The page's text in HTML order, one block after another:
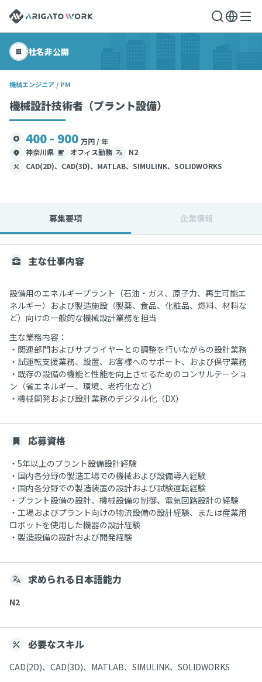
社名非公開
機械エンジニア / PM
機械設計技術者（プラント設備）
400 - 900 万円 / 年
神奈川県
オフィス勤務
N2
CAD(2D)、CAD(3D)、MATLAB、SIMULINK、SOLIDWORKS
募集要項 企業情報
主な仕事内容
設備用のエネルギープラント（石油・ガス、原子力、再生可能エ
ネルギー）および製造施設（製薬、食品、化粧品、燃料、材料な
ど）向けの一般的な機械設計業務を担当
主な業務内容：
・関連部門およびサプライヤーとの調整を行いながらの設計業務
・試運転支援業務、設置、お客様へのサポート、および保守業務
・既存の設備の機能と性能を向上させるためのコンサルテーショ
ン（省エネルギー、環境、老朽化など）
・機械開発および設計業務のデジタル化（DX）
応募資格
・5年以上のプラント設備設計経験
・国内各分野の製造工場での機械および設備導入経験
・国内各分野での製造装置の設計および試験運転経験
・プラント設備の設計、機械設備の制御、電気回路設計の経験
・工場およびプラント向けの物流設備の設計経験、または産業用
ロボットを使用した機器の設計経験
・製造設備の設計および開発経験
求められる日本語能力
N2
必要なスキル
CAD(2D)、CAD(3D)、MATLAB、SIMULINK、SOLIDWORKS